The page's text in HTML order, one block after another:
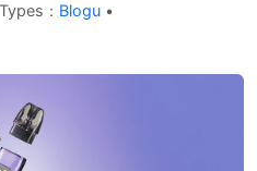
： Blogu •